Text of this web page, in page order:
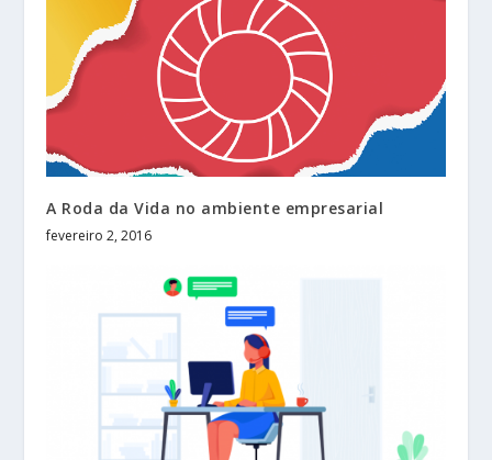
A Roda da Vida no ambiente empresarial
fevereiro 2, 2016